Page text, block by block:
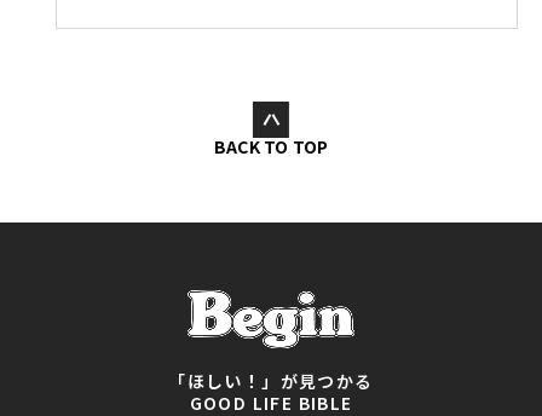
BACK TO TOP
「ほしい！」が見つかる
GOOD LIFE BIBLE